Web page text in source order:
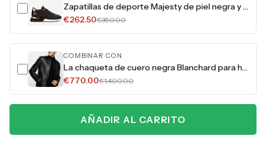
Zapatillas de deporte Majesty de piel negra y dorada para hombre
€262.50€350.00
COMBINAR CON
La chaqueta de cuero negra Blanchard para hombre
€770.00€1,400.00
AÑADIR AL CARRITO